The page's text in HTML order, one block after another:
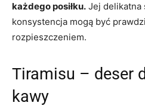
każdego posiłku. Jej delikatna
konsystencja mogą być
rozpieszczeniem.
Tiramisu – deser
kawy